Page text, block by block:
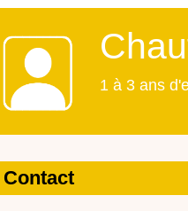
1 à 3 ans
Contact